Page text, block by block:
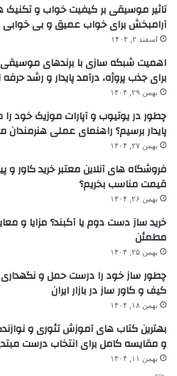
تاثیر موسیقی بر کیفیت خواب و
آرامبخش برای خواب عمیق و بی خوابی
اسفند ۲, ۱۴۰۴
اهمیت شبکه سازی با برندهای
برای جذب پروژه، درآمد پایدار و رشد
بهمن ۲۹, ۱۴۰۴
چطور در یوتیوب و آپارات موزیک خود
پایدار برسیم؟ راهنمای عملی
بهمن ۲۷, ۱۴۰۴
فروشگاه های آنلاین معتبر خرید کاور و
قیمت مناسب بخریم؟
بهمن ۲۶, ۱۴۰۴
خرید ساز دست دوم یا آکبند؟ مزایا و
مطمئن
بهمن ۲۵, ۱۴۰۴
چطور ساز خود را درست حمل و نگهداری
کیف و کاور ساز در بازار ایران
بهمن ۱۸, ۱۴۰۴
بهترین کتاب های آموزش تئوری و
و مقایسه کامل برای انتخاب درست
بهمن ۱۱, ۱۴۰۴